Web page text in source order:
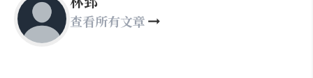
查看所有文章